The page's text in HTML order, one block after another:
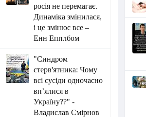
росія не перемагає.
Динаміка змінилася,
і це змінює все –
Енн Епплбом
"Синдром
стерв'ятника: Чому
всі сусіди одночасно
вп’ялися в
Україну??" -
Владислав Смірнов